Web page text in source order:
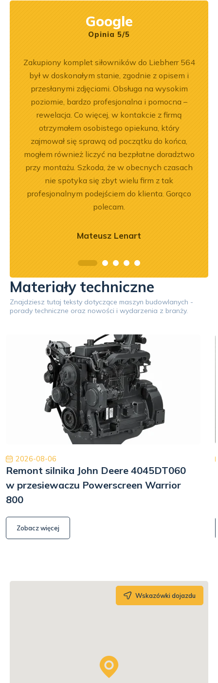
Google
Opinia 5/5
Zakupiony komplet siłowników do Liebherr 564
był w doskonałym stanie, zgodnie z opisem i
przesłanymi zdjęciami. Obsługa na wysokim
poziomie, bardzo profesjonalna i pomocna –
rewelacja. Co więcej, w kontakcie z firmą
otrzymałem osobistego opiekuna, który
zajmował się sprawą od początku do końca,
mogłem również liczyć na bezpłatne doradztwo
przy montażu. Szkoda, że w obecnych czasach
nie spotyka się zbyt wielu firm z tak
profesjonalnym podejściem do klienta. Gorąco
polecam.
Mateusz Lenart
Materiały techniczne
Znajdziesz tutaj teksty dotyczące maszyn budowlanych -
porady techniczne oraz nowości i wydarzenia z branży.
2026-08-06
Remont silnika John Deere 4045DT060
w przesiewaczu Powerscreen Warrior
800
Zobacz więcej
Wskazówki dojazdu